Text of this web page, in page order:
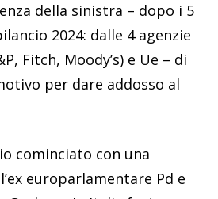
della sinistra – dopo i 5
2024: dalle 4 agenzie
Fitch, Moody’s) e Ue – di
per dare addosso al
cominciato con una
europarlamentare Pd e